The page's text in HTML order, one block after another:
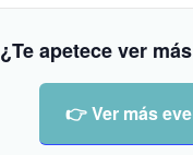
¿Te apetece ver
👉 Ver más